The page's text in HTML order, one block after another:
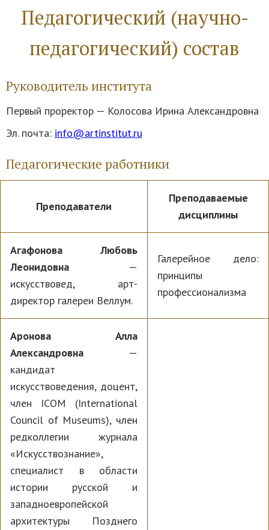
Педагогический (научно-
педагогический) состав
Руководитель института
Первый проректор — Колосова Ирина Александровна
Эл. почта: info@artinstitut.ru
Педагогические работники
Преподаватели
Преподаваемые
дисциплины
Агафонова Любовь
Леонидовна —
искусствовед, арт-
директор галереи Веллум.
Галерейное дело:
принципы
профессионализма
Аронова Алла
Александровна —
кандидат
искусствоведения, доцент,
член ICOM (International
Council of Museums), член
редколлегии журнала
«Искусствознание»,
специалист в области
истории русской и
западноевропейской
архитектуры Позднего